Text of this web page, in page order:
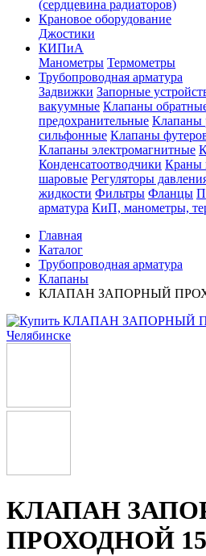
(сердцевина радиаторов)
Крановое оборудование
Джостики
КИПиА
Манометры Термометры
Трубопроводная арматура
Задвижки Запорные
вакуумные Клапаны
предохранительные Клапаны
сильфонные Клапаны
Клапаны электромагнитные
Конденсатоотводчики Краны
шаровые Регуляторы
жидкости Фильтры Фланцы
арматура КиП, манометры,
Главная
Каталог
Трубопроводная арматура
Клапаны
КЛАПАН ЗАПОРНЫЙ
КЛАПАН
ПРОХОДНОЙ